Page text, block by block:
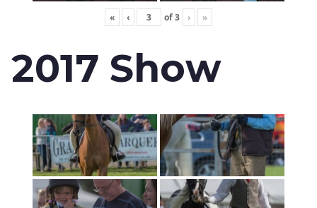
« ‹ of3 › »
2017 Show